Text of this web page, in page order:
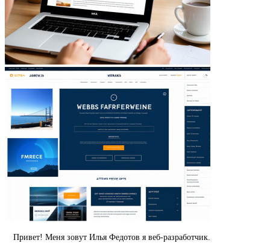
Привет! Меня зовут Илья Федотов я веб-разработчик.